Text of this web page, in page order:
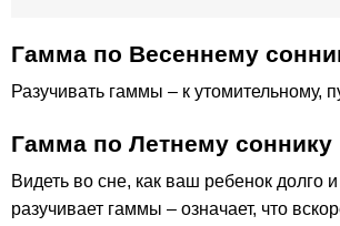
Гамма по Весеннему
Разучивать гаммы – к утомительному,
Гамма по Летнему соннику
Видеть во сне, как ваш ребенок долго
разучивает гаммы – означает, что